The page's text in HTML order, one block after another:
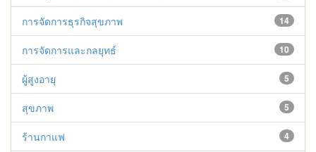
14
การจัดการธุรกิจสุขภาพ
10
การจัดการและกลยุทธ์
5
ผู้สูงอายุ
5
สุขภาพ
4
ร้านกาแฟ